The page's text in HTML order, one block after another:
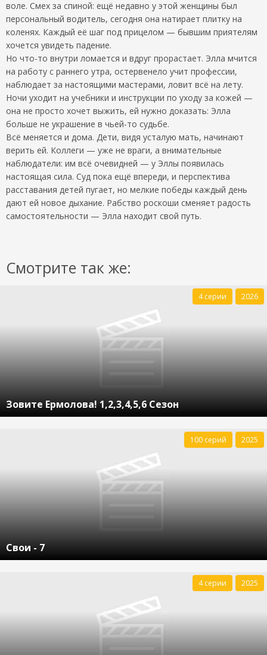
воле. Смех за спиной: ещё недавно у этой женщины был
персональный водитель, сегодня она натирает плитку на
коленях. Каждый её шаг под прицелом — бывшим приятелям
хочется увидеть падение.
Но что-то внутри ломается и вдруг прорастает. Элла мчится
на работу с раннего утра, остервенело учит профессии,
наблюдает за настоящими мастерами, ловит всё на лету.
Ночи уходит на учебники и инструкции по уходу за кожей —
она не просто хочет выжить, ей нужно доказать: Элла
больше не украшение в чьей-то судьбе.
Всё меняется и дома. Дети, видя усталую мать, начинают
верить ей. Коллеги — уже не враги, а внимательные
наблюдатели: им всё очевидней — у Эллы появилась
настоящая сила. Суд пока ещё впереди, и перспектива
расставания детей пугает, но мелкие победы каждый день
дают ей новое дыхание. Рабство роскоши сменяет радость
самостоятельности — Элла находит свой путь.
Смотрите так же:
Зовите Ермолова! 1,2,3,4,5,6 Сезон
4 серии 2026
Свои - 7
100 серий 2025
4 серии 2025